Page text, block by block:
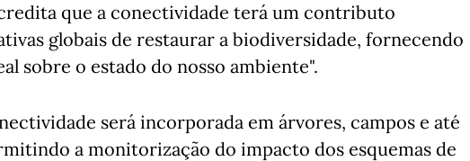
que a conectividade terá um contributo
globais de restaurar a biodiversidade, fornecendo
sobre o estado do nosso ambiente".
será incorporada em árvores, campos e até
a monitorização do impacto dos esquemas de